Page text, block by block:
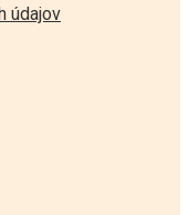
údajov